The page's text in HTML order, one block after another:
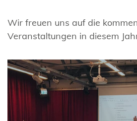
Wir freuen uns auf die
Veranstaltungen in diesem